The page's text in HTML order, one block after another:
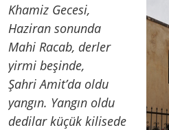
Khamiz Gecesi,
Haziran sonunda
Mahi Racab, derler
yirmi beşinde,
Şahri Amit’da oldu
yangın. Yangın oldu
dedilar küçük kilisede